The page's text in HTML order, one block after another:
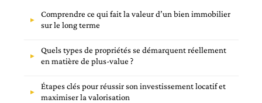
Comprendre ce qui fait la valeur d’un bien immobilier
sur le long terme
Quels types de propriétés se démarquent réellement
en matière de plus-value ?
Étapes clés pour réussir son investissement locatif et
maximiser la valorisation